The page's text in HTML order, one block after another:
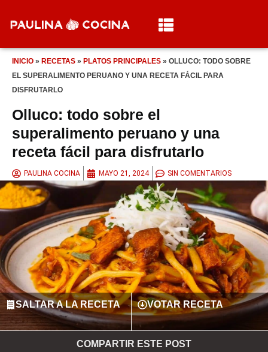
INICIO » RECETAS » PLATOS PRINCIPALES » OLLUCO: TODO SOBRE
EL SUPERALIMENTO PERUANO Y UNA RECETA FÁCIL PARA
DISFRUTARLO
Olluco: todo sobre el
superalimento peruano y una
receta fácil para disfrutarlo
PAULINA COCINA MAYO 21, 2024 SIN COMENTARIOS
SALTAR A LA RECETA VOTAR RECETA
COMPARTIR ESTE POST